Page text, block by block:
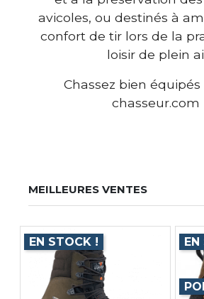
avicoles, ou destinés à
confort de tir lors de la
loisir de plein
Chassez bien équipés
chasseur.com
MEILLEURES VENTES
EN STOCK ! EN